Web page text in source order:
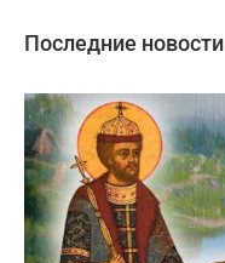
Последние новости